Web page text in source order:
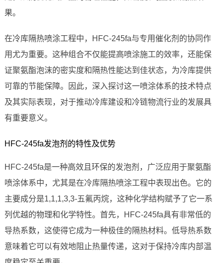
果。
在冷库隔热喷涂工程中，HFC-245fa与专用催化剂的协同作
用尤为重要。这种组合不仅能提高喷涂施工的效率，还能保
证聚氨酯泡沫的密实度和隔热性能达到佳状态，为冷库提供
可靠的节能保障。因此，深入探讨这一喷涂体系的技术特点
及其实际表现，对于推动冷库建设和冷链物流行业的发展具
有重要意义。
HFC-245fa发泡剂的特性及优势
HFC-245fa是一种高效且环保的发泡剂，广泛应用于聚氨酯
喷涂体系中，尤其是在冷库隔热喷涂工程中表现出色。它的
主要成分是1,1,1,3,3-五氟丙烷，这种化学结构赋予了它一系
列优越的物理和化学特性。首先，HFC-245fa具有非常低的
导热系数，这使得它成为一种极佳的隔热材料。低导热系数
意味着它可以有效地阻止热量传递，这对于保持冷库内部温